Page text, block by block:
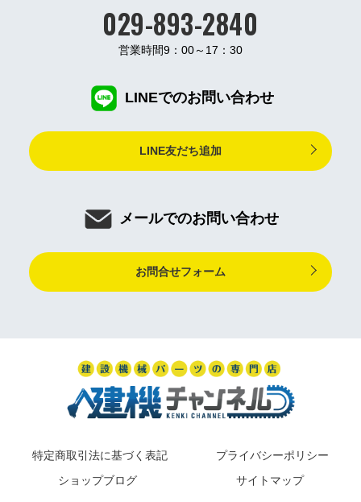
029-893-2840
営業時間9：00～17：30
LINEでのお問い合わせ
LINE友だち追加
メールでのお問い合わせ
お問合せフォーム
特定商取引法に基づく表記
プライバシーポリシー
ショップブログ
サイトマップ